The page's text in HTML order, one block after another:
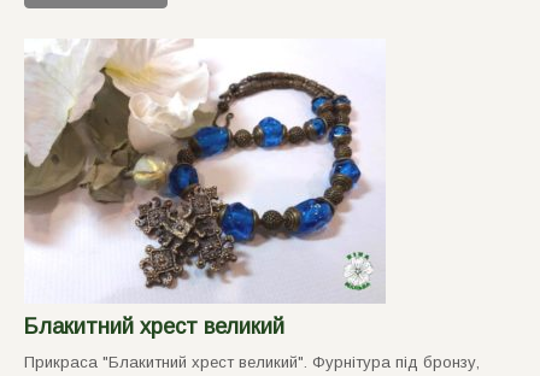
Блакитний хрест великий
Прикраса "Блакитний хрест великий". Фурнiтура пiд бронзу,